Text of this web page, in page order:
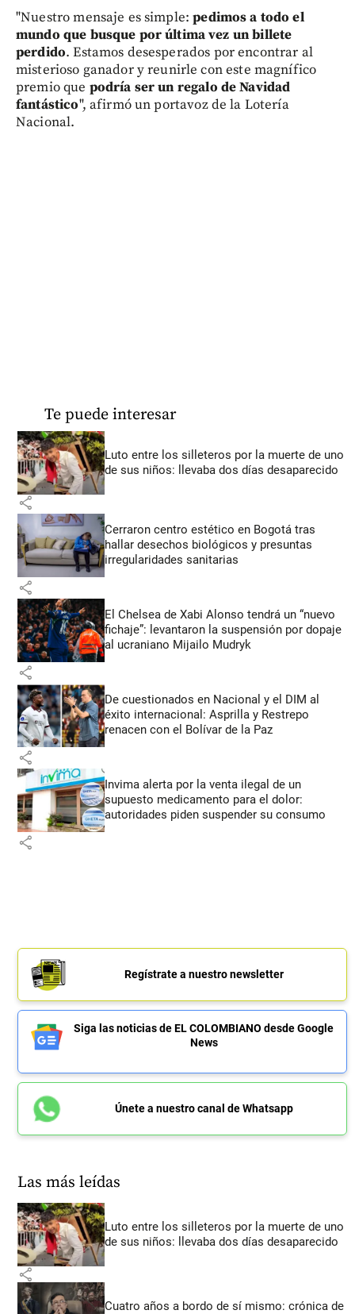
"Nuestro mensaje es simple:pedimos a todo el
mundo que busque por última vez un billete
perdido. Estamos desesperados por encontrar al
misterioso ganador y reunirle con este magnífico
premio que podría ser un regalo de Navidad
fantástico", afirmó un portavoz de la Lotería
Nacional.
Te puede interesar
Luto entre los silleteros por la muerte de uno
de sus niños: llevaba dos días desaparecido
share
Cerraron centro estético en Bogotá tras
hallar desechos biológicos y presuntas
irregularidades sanitarias
share
El Chelsea de Xabi Alonso tendrá un “nuevo
fichaje”: levantaron la suspensión por dopaje
al ucraniano Mijailo Mudryk
share
De cuestionados en Nacional y el DIM al
éxito internacional: Asprilla y Restrepo
renacen con el Bolívar de la Paz
share
Invima alerta por la venta ilegal de un
supuesto medicamento para el dolor:
autoridades piden suspender su consumo
share
Regístrate a nuestro newsletter
Siga las noticias de EL COLOMBIANO desde Google
News
Únete a nuestro canal de Whatsapp
Las más leídas
Luto entre los silleteros por la muerte de uno
de sus niños: llevaba dos días desaparecido
share
Cuatro años a bordo de sí mismo: crónica de